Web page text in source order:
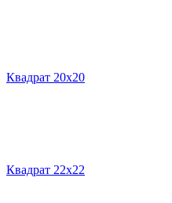
Квадрат 20х20
Квадрат 22х22